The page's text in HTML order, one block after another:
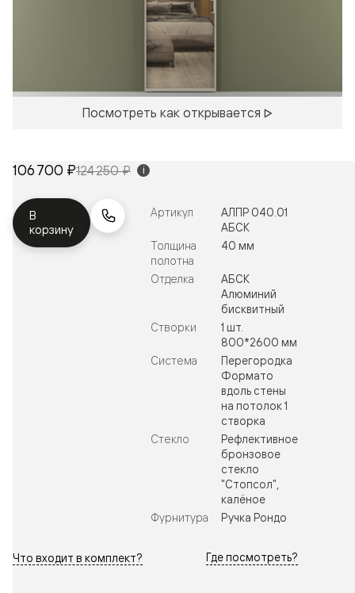
Посмотреть как открывается
106 700 ₽124 250 ₽ i
В
корзину
Артикул
АЛПР 040.01
АБСК
Толщина
полотна
40 мм
Отделка
АБСК
Алюминий
бисквитный
Створки
1 шт.
800*2600 мм
Система
Перегородка
Формато
вдоль стены
на потолок 1
створка
Стекло
Рефлективное
бронзовое
стекло
"Стопсол",
калёное
Фурнитура
Ручка Рондо
Что входит в комплект? Где посмотреть?